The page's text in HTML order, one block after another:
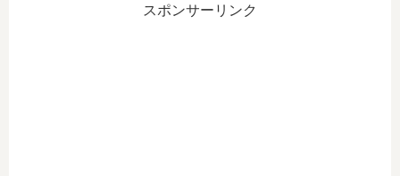
スポンサーリンク